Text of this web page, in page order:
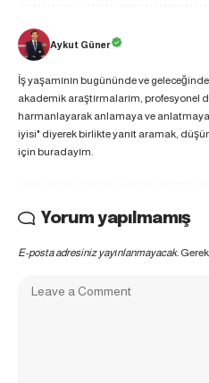
Aykut Güner
İş yaşamının bugününde ve
akademik araştırmalarım, profesyonel
harmanlayarak anlamaya ve
iyisi" diyerek birlikte yanıt aramak,
için buradayım.
Yorum yapılmamış
E-posta adresiniz yayınlanmayacak.